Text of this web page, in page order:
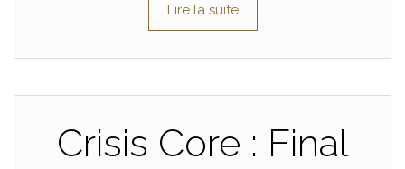
Lire la suite
Crisis Core : Final